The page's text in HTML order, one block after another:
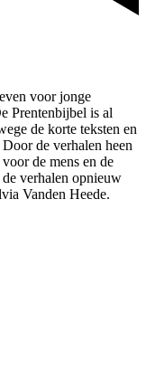
voor jonge
Prentenbijbel is al
de korte teksten en
de verhalen heen
de mens en de
verhalen opnieuw
Vanden Heede.